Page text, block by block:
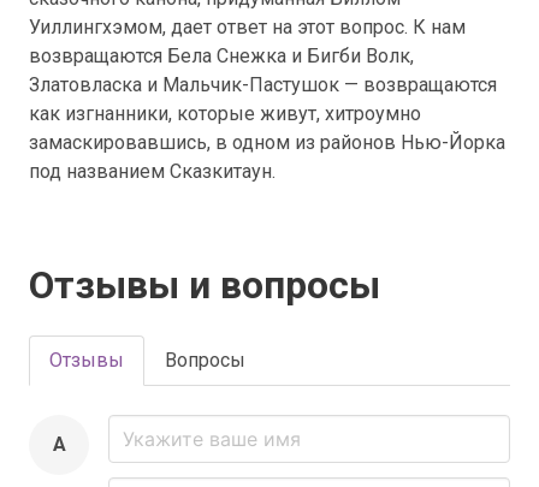
Уиллингхэмом, дает ответ на этот вопрос. К нам
возвращаются Бела Снежка и Бигби Волк,
Златовласка и Мальчик-Пастушок — возвращаются
как изгнанники, которые живут, хитроумно
замаскировавшись, в одном из районов Нью-Йорка
под названием Сказкитаун.
Отзывы и вопросы
Отзывы Вопросы
A